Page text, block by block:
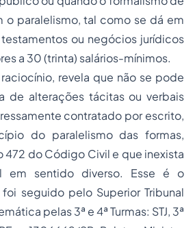
o paralelismo, tal como se dá em
ou negócios jurídicos
a 30 (trinta) salários-mínimos.
revela que não se pode
de alterações tácitas ou verbais
contratado por escrito,
do paralelismo das formas,
472 do Código Civil e que inexista
em sentido diverso. Esse é o
seguido pelo Superior Tribunal
pelas 3ª e 4ª Turmas: STJ, 3ª